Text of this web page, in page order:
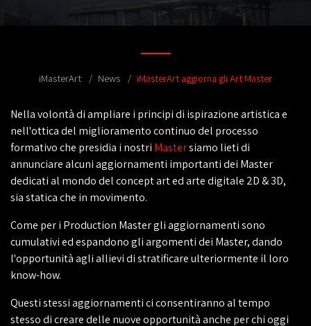
iMasterArt News iMasterArt aggiorna gli Art Master
Nella volontà di ampliare i principi di ispirazione artistica e
nell'ottica del miglioramento continuo del processo
formativo che presidia i nostri Mastersiamo lieti di
annunciare alcuni aggiornamenti importanti dei Master
dedicati al mondo del concept art ed arte digitale 2D & 3D,
sia statica che in movimento.
Come per i Production Master gli aggiornamenti sono
cumulativi ed espandono gli argomenti dei Master, dando
l'opportunità agli allievi di stratificare ulteriormente il loro
know-how.
Questi stessi aggiornamenti ci consentiranno al tempo
stesso di creare delle nuove opportunità anche per chi oggi